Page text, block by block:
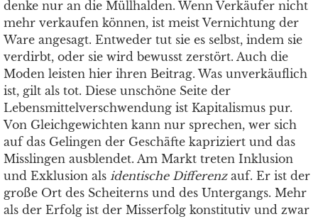
denke nur an die Müllhalden. Wenn Verkäufer nicht
mehr verkaufen können, ist meist Vernichtung der
Ware angesagt. Entweder tut sie es selbst, indem sie
verdirbt, oder sie wird bewusst zerstört. Auch die
Moden leisten hier ihren Beitrag. Was unverkäuflich
ist, gilt als tot. Diese unschöne Seite der
Lebensmittelverschwendung ist Kapitalismus pur.
Von Gleichgewichten kann nur sprechen, wer sich
auf das Gelingen der Geschäfte kapriziert und das
Misslingen ausblendet. Am Markt treten Inklusion
und Exklusion als identische Differenzauf. Er ist der
große Ort des Scheiterns und des Untergangs. Mehr
als der Erfolg ist der Misserfolg konstitutiv und zwar